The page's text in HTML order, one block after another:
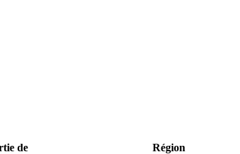
de Région